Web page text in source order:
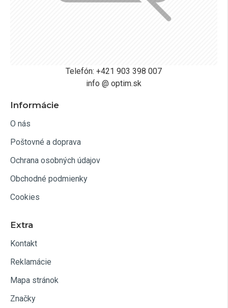
Telefón: +421 903 398 007
info @ optim.sk
Informácie
O nás
Poštovné a doprava
Ochrana osobných údajov
Obchodné podmienky
Cookies
Extra
Kontakt
Reklamácie
Mapa stránok
Značky